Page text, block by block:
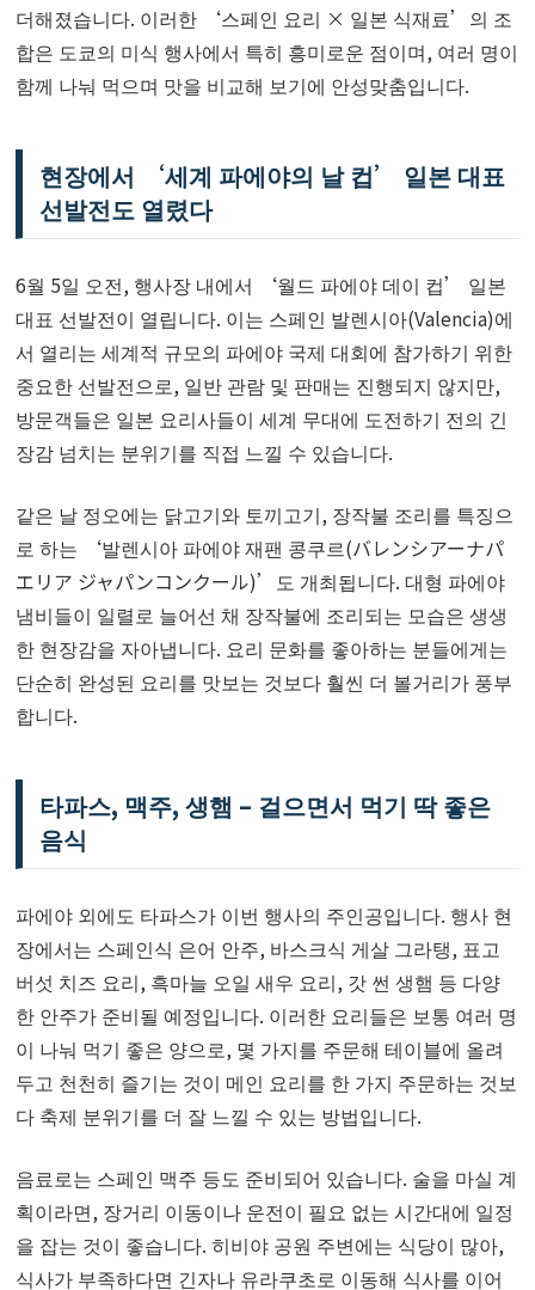
더해졌습니다. 이러한 ‘스페인 요리 × 일본 식재료’의 조
합은 도쿄의 미식 행사에서 특히 흥미로운 점이며, 여러 명이
함께 나눠 먹으며 맛을 비교해 보기에 안성맞춤입니다.
현장에서 ‘세계 파에야의 날 컵’ 일본 대표
선발전도 열렸다
6월 5일 오전, 행사장 내에서 ‘월드 파에야 데이 컵’ 일본
대표 선발전이 열립니다. 이는 스페인 발렌시아(Valencia)에
서 열리는 세계적 규모의 파에야 국제 대회에 참가하기 위한
중요한 선발전으로, 일반 관람 및 판매는 진행되지 않지만,
방문객들은 일본 요리사들이 세계 무대에 도전하기 전의 긴
장감 넘치는 분위기를 직접 느낄 수 있습니다.
같은 날 정오에는 닭고기와 토끼고기, 장작불 조리를 특징으
로 하는 ‘발렌시아 파에야 재팬 콩쿠르(バレンシアーナパ
エリア ジャパンコンクール)’도 개최됩니다. 대형 파에야
냄비들이 일렬로 늘어선 채 장작불에 조리되는 모습은 생생
한 현장감을 자아냅니다. 요리 문화를 좋아하는 분들에게는
단순히 완성된 요리를 맛보는 것보다 훨씬 더 볼거리가 풍부
합니다.
타파스, 맥주, 생햄 – 걸으면서 먹기 딱 좋은
음식
파에야 외에도 타파스가 이번 행사의 주인공입니다. 행사 현
장에서는 스페인식 은어 안주, 바스크식 게살 그라탱, 표고
버섯 치즈 요리, 흑마늘 오일 새우 요리, 갓 썬 생햄 등 다양
한 안주가 준비될 예정입니다. 이러한 요리들은 보통 여러 명
이 나눠 먹기 좋은 양으로, 몇 가지를 주문해 테이블에 올려
두고 천천히 즐기는 것이 메인 요리를 한 가지 주문하는 것보
다 축제 분위기를 더 잘 느낄 수 있는 방법입니다.
음료로는 스페인 맥주 등도 준비되어 있습니다. 술을 마실 계
획이라면, 장거리 이동이나 운전이 필요 없는 시간대에 일정
을 잡는 것이 좋습니다. 히비야 공원 주변에는 식당이 많아,
식사가 부족하다면 긴자나 유라쿠초로 이동해 식사를 이어